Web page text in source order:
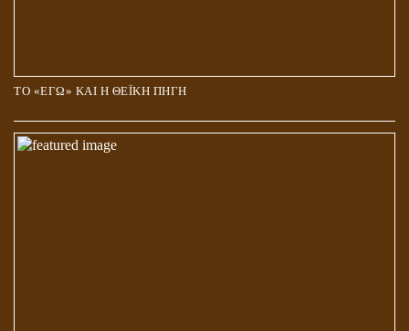
ΤΟ «ΕΓΩ» ΚΑΙ Η ΘΕΪΚΗ ΠΗΓΗ